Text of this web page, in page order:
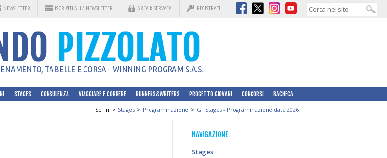
NEWSLETTER ISCRIVITI ALLA NEWSLETTER AREA RISERVATA REGISTRATI
TABELLE E CORSA - WINNING PROGRAM S.A.S.
STAGES CONSULENZA VIAGGIARE E CORRERE RUNNERS&WRITERS PROGETTO GIOVANI CONCORSI BACHECA
Sei in > Stages > Programmazione > Gli Stages - Programmazione date 2026
NAVIGAZIONE
Stages